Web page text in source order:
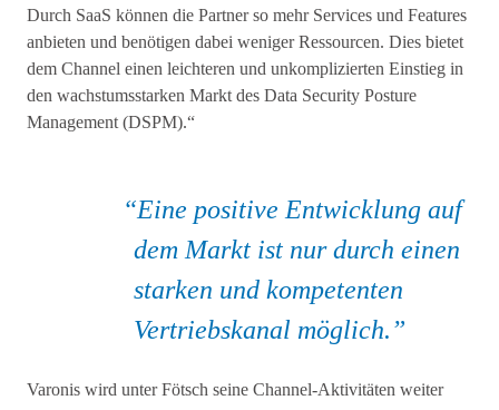
Durch SaaS können die Partner so mehr Services und Features
anbieten und benötigen dabei weniger Ressourcen. Dies bietet
dem Channel einen leichteren und unkomplizierten Einstieg in
den wachstumsstarken Markt des Data Security Posture
Management (DSPM).“
Eine positive Entwicklung auf
dem Markt ist nur durch einen
starken und kompetenten
Vertriebskanal möglich.
Varonis wird unter Fötsch seine Channel-Aktivitäten weiter